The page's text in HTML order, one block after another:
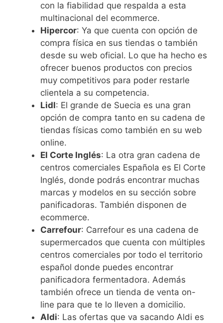
con la fiabilidad que respalda a esta
multinacional del ecommerce.
Hipercor: Ya que cuenta con opción de
compra física en sus tiendas o también
desde su web oficial. Lo que ha hecho es
ofrecer buenos productos con precios
muy competitivos para poder restarle
clientela a su competencia.
Lidl: El grande de Suecia es una gran
opción de compra tanto en su cadena de
tiendas físicas como también en su web
online.
El Corte Inglés: La otra gran cadena de
centros comerciales Española es El Corte
Inglés, donde podrás encontrar muchas
marcas y modelos en su sección sobre
panificadoras. También disponen de
ecommerce.
Carrefour: Carrefour es una cadena de
supermercados que cuenta con múltiples
centros comerciales por todo el territorio
español donde puedes encontrar
panificadora fermentadora. Además
también ofrece un tienda de venta on-
line para que te lo lleven a domicilio.
Aldi: Las ofertas que va sacando Aldi es